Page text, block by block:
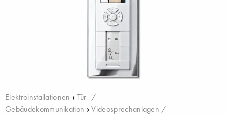
Elektroinstallationen › Tür- /
Gebäudekommunikation ›Videosprechanlagen / -